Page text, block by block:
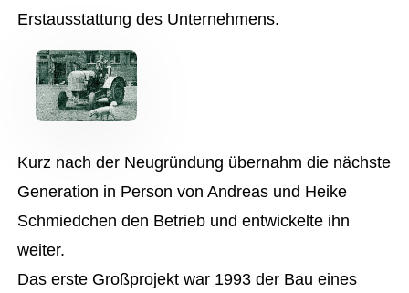
Erstausstattung des Unternehmens.
Kurz nach der Neugründung übernahm die nächste
Generation in Person von Andreas und Heike
Schmiedchen den Betrieb und entwickelte ihn
weiter.
Das erste Großprojekt war 1993 der Bau eines